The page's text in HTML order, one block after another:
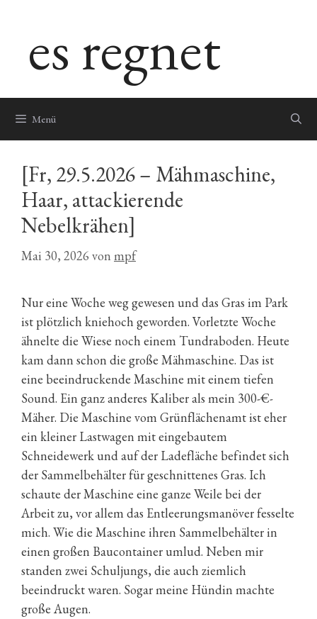
springenes regnet
Menü
[Fr, 29.5.2026 – Mähmaschine,
Haar, attackierende
Nebelkrähen]
Mai 30, 2026 von mpf
Nur eine Woche weg gewesen und das Gras im Park
ist plötzlich kniehoch geworden. Vorletzte Woche
ähnelte die Wiese noch einem Tundraboden. Heute
kam dann schon die große Mähmaschine. Das ist
eine beeindruckende Maschine mit einem tiefen
Sound. Ein ganz anderes Kaliber als mein 300-€-
Mäher. Die Maschine vom Grünflächenamt ist eher
ein kleiner Lastwagen mit eingebautem
Schneidewerk und auf der Ladefläche befindet sich
der Sammelbehälter für geschnittenes Gras. Ich
schaute der Maschine eine ganze Weile bei der
Arbeit zu, vor allem das Entleerungsmanöver fesselte
mich. Wie die Maschine ihren Sammelbehälter in
einen großen Baucontainer umlud. Neben mir
standen zwei Schuljungs, die auch ziemlich
beeindruckt waren. Sogar meine Hündin machte
große Augen.